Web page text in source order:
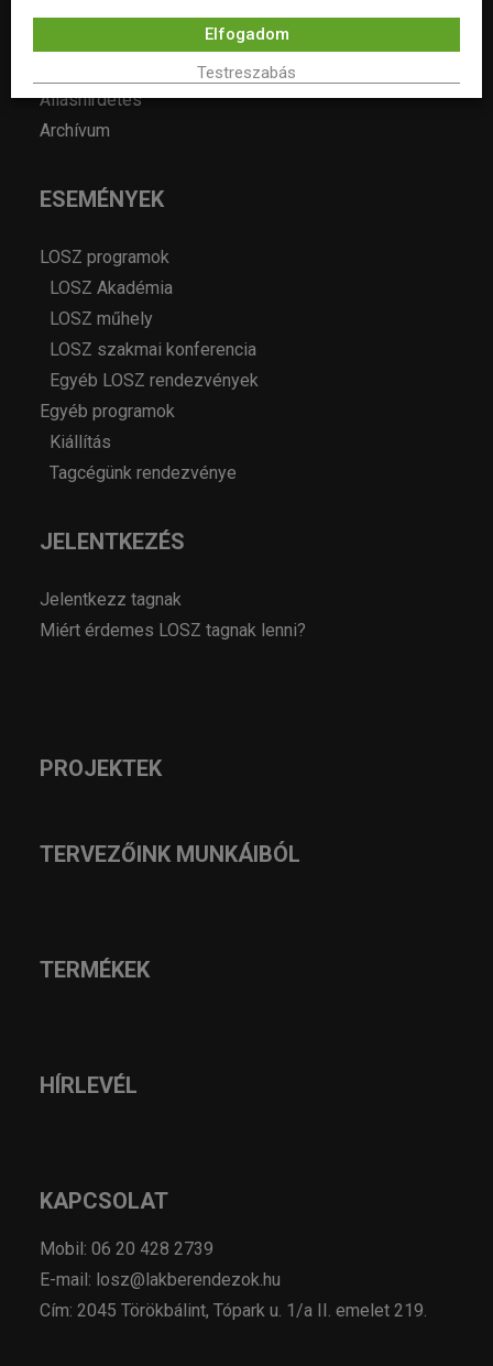
Év lakberendezője pályázatok
Álláshirdetés
Archívum
ESEMÉNYEK
LOSZ programok
LOSZ Akadémia
LOSZ műhely
LOSZ szakmai konferencia
Egyéb LOSZ rendezvények
Egyéb programok
Kiállítás
Tagcégünk rendezvénye
JELENTKEZÉS
Jelentkezz tagnak
Miért érdemes LOSZ tagnak lenni?
PROJEKTEK
TERVEZŐINK MUNKÁIBÓL
TERMÉKEK
HÍRLEVÉL
KAPCSOLAT
Mobil: 06 20 428 2739
E-mail: losz@lakberendezok.hu
Cím: 2045 Törökbálint, Tópark u. 1/a II. emelet 219.
Testreszabás
Elfogadom